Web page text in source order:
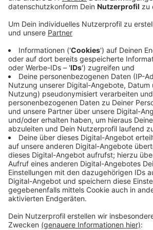
Veröffentlicht:Donnerstag, 26.03.2020
Anzeige
Fast ein Drittel weniger
Vergleich zum Vorjahreszeitraum
aktuell im Rheinisch-Bergischen
Taschendiebstählen sieht der
Kriminalität noch größer aus: Hier sind
zum Vorjahr 37 Prozent weniger
Straftaten, die in der Öffentlichkeit
spürbar zurück, heißt es von der
Oberbergischen ist die Lage ruhig.
rund um die Angst vor Corona sind im
aktuell auch noch kein Thema, heißt
Anzeige